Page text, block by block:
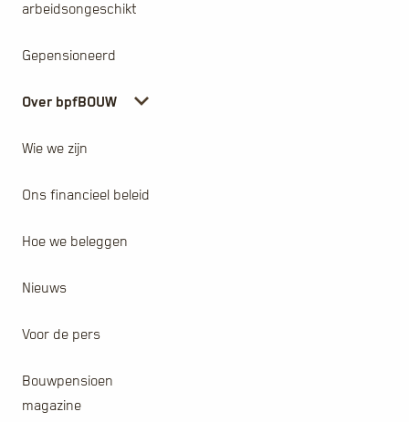
arbeidsongeschikt
Gepensioneerd
Over bpfBOUW
Wie we zijn
Ons financieel beleid
Hoe we beleggen
Nieuws
Voor de pers
Bouwpensioen
magazine